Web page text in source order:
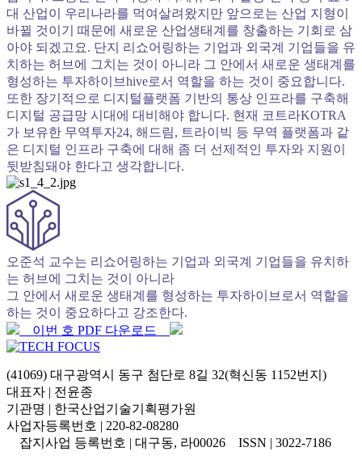
대 산업이 우리나라를 먹여살려왔지만 앞으로는 산업 지형이
바뀔 것이기 때문에 새로운 산업생태계를 창출하는 기회로 삼
아야 되겠고요. 단지 리쇼어링하는 기업과 외국계 기업들을 유
치하는 허브에 그치는 것이 아니라 그 안에서 새로운 생태계를
형성하는 투자하이브hive로서 역할을 하는 것이 중요합니다.
또한 장기적으로 디지털플랫폼 기반의 통상 인프라를 구축해
디지털 공급망 시대에 대비해야 합니다. 현재 코트라KOTRA
가 보유한 무역투자24, 해드림, 트라이빅 등 무역 플랫폼과 같
은 디지털 인프라 구축에 대해 좀 더 선제적인 투자와 지원이
뒷받침돼야 한다고 생각합니다.
오준석 교수는 리쇼어링하는 기업과 외국계 기업들을 유치하
는 허브에 그치는 것이 아니라
그 안에서 새로운 생태계를 형성하는 투자하이브로서 역할을
하는 것이 중요하다고 강조한다.
이번 호 PDF 다운로드
(41069) 대구광역시 동구 첨단로 8길 32(혁신동 1152번지)
대표자 | 전윤종
기관명 | 한국산업기술기획평가원
사업자등록번호 | 220-82-08280
잡지사업 등록번호 | 대구동, 라00026 ISSN | 3022-7186